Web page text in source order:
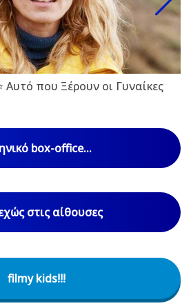
Αυτό που Ξέρουν οι Γυναίκες
box-office...
στις αίθουσες
filmy kids!!!